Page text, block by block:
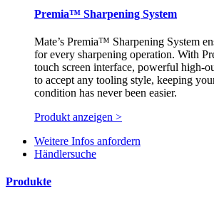
Premia™ Sharpening System
Mate’s Premia™ Sharpening System
for every sharpening operation. With
touch screen interface, powerful high-
to accept any tooling style, keeping
condition has never been easier.
Produkt anzeigen >
Weitere Infos anfordern
Händlersuche
Produkte